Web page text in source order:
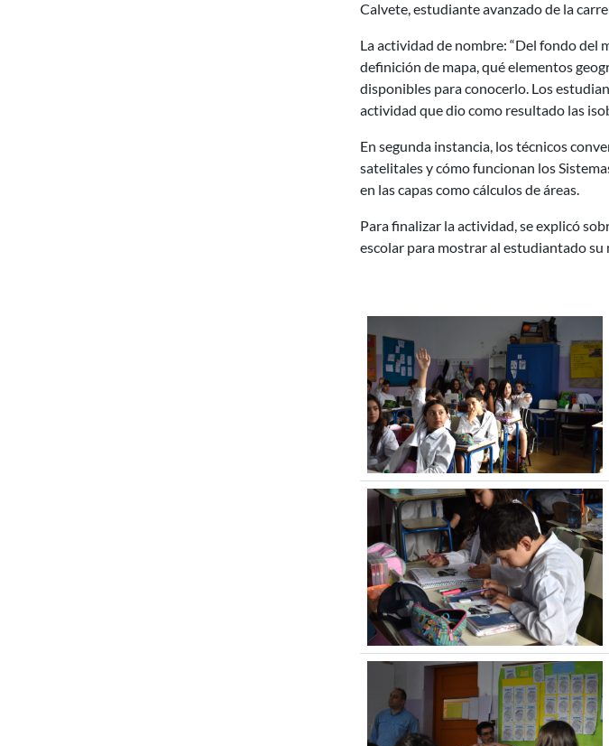
Calvete, estudiante avanzado de la
La actividad de nombre: “Del fondo del
definición de mapa, qué elementos
disponibles para conocerlo. Los
actividad que dio como resultado las
En segunda instancia, los técnicos
satelitales y cómo funcionan los
en las capas como cálculos de áreas.
Para finalizar la actividad, se explicó
escolar para mostrar al estudiantado su